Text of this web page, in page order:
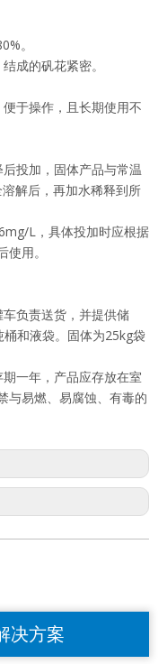
。
成的矾花紧密。
于操作，且长期使用不
投加，固体产品与常温
解后，再加水稀释到所
L，具体投加时应根据
用。
负责送货，并提供储
和液袋。固体为25kg袋
一年，产品应存放在室
与易燃、易腐蚀、有毒的
决方案